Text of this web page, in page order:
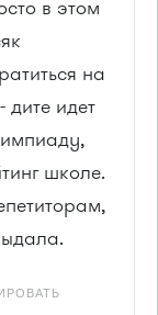
в этом
на
дите идет
школе.